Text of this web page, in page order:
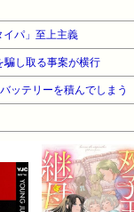
イパ」至上主義
騙し取る事案が横行
ッテリーを積んでしまう